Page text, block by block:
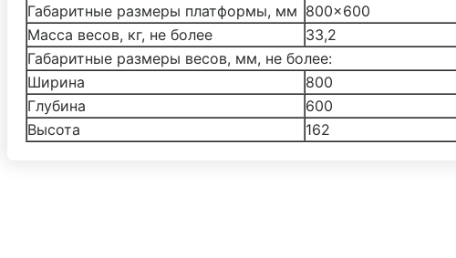
Габаритные размеры платформы, мм 800×600
Масса весов, кг, не более
33,2
Габаритные размеры весов, мм, не более:
Ширина
800
Глубина
600
Высота
162